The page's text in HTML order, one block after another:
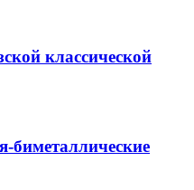
классической
биметаллические